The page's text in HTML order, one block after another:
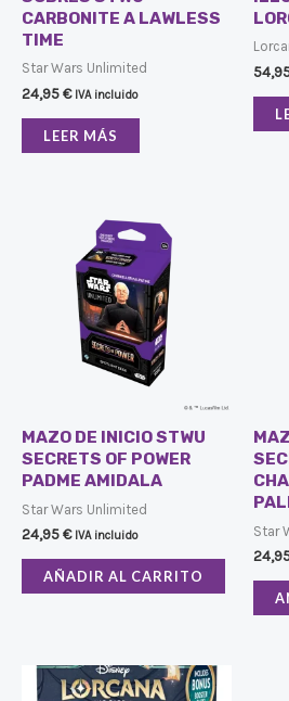
CARBONITE A LAWLESS
TIME
Star Wars Unlimited
24,95€ IVA incluido
LEER MÁS
MAZO DE INICIO STWU
SECRETS OF POWER
PADME AMIDALA
Star Wars Unlimited
24,95€ IVA incluido
AÑADIR AL CARRITO
Star